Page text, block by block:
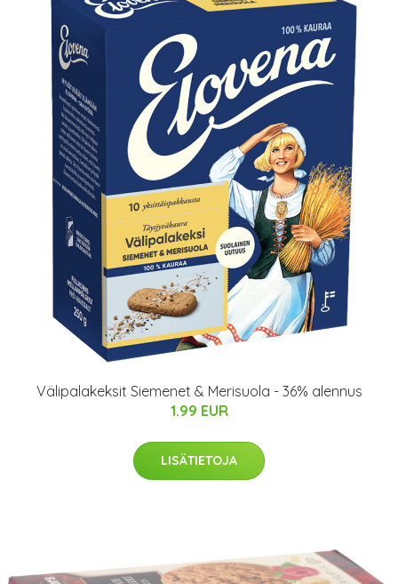
Välipalakeksit Siemenet & Merisuola - 36% alennus
1.99 EUR
LISÄTIETOJA